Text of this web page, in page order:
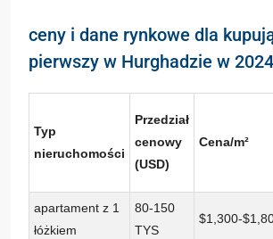
ceny i dane rynkowe dla
pierwszy w Hurghadzie w
Typ
nieruchomości
Przedział
cenowy
(USD)
Cena/m²
apartament z 1
łóżkiem
80-150
TYS
$1,300-